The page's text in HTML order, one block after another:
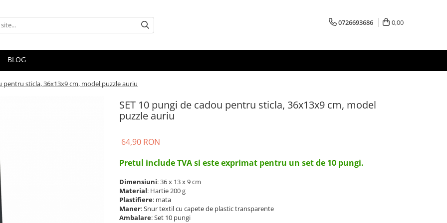
0726693686 0,00
BLOG
pentru sticla, 36x13x9 cm, model puzzle auriu
SET 10 pungi de cadou pentru sticla, 36x13x9 cm, model
puzzle auriu
64,90 RON
Pretul include TVA si este exprimat pentru un set de 10 pungi.
Dimensiuni: 36 x 13 x 9 cm
Material: Hartie 200 g
Plastifiere: mata
Maner: Snur textil cu capete de plastic transparente
Ambalare: Set 10 pungi